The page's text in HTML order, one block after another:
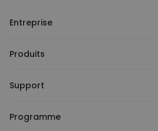
Entreprise
Produits
Support
Programme